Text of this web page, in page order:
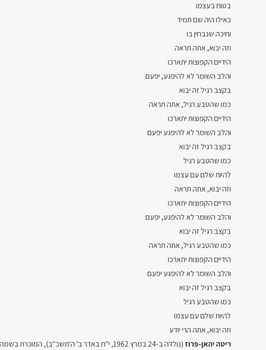
בטוח בעצמו
כאילו היה שם תמיד
וחיכה שנבחין בו
וזה יבוא, אתה תראה
הידיים הקפוצות יתארכו
והלב השומר לא להיפגע, יפעם
בקצב רגיל זה יבוא
כמו שהטבע רגיל, אתה תראה
הידיים הקפוצות יתארכו
והלב השומר לא להיפגע יפעם
בקצב רגיל זה יבוא
כמו שהטבע רגיל
להיות שלם עם עצמו
וזה יבוא, אתה תראה
הידיים הקפוצות יתארכו
והלב השומר לא להיפגע, יפעם
בקצב רגיל זה יבוא
כמו שהטבע רגיל, אתה תראה
הידיים הקפוצות יתארכו
והלב השומר לא להיפגע יפעם
בקצב רגיל זה יבוא
כמו שהטבע רגיל
להיות שלם עם עצמו
וזה יבוא, אתה הרי יודע
ריטה יהאן-פרוז (נולדה ב-24 במרץ 1962, י"ח באדר ב' ה'תשכ"ב), המוכרת בשמה הפרטי